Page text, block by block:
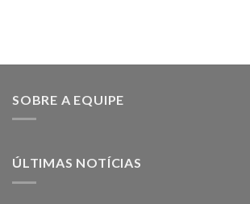
SOBRE A EQUIPE
ÚLTIMAS NOTÍCIAS